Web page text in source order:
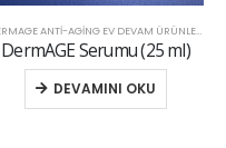
DERMAGE ANTI-AGING EV DEVAM ÜRÜNLERI
DermAGE Serumu (25 ml)
DEVAMINI OKU